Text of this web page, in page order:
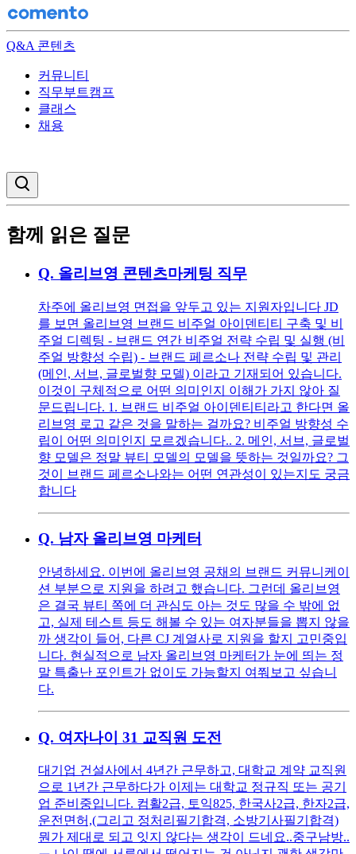
Q&A 콘텐츠
커뮤니티
직무부트캠프
클래스
채용
함께 읽은 질문
Q. 올리브영 콘텐츠마케팅 직무
차주에 올리브영 면접을 앞두고 있는 지원자입니다 JD
를 보면 올리브영 브랜드 비주얼 아이덴티티 구축 및 비
주얼 디렉팅 - 브랜드 연간 비주얼 전략 수립 및 실행 (비
주얼 방향성 수립) - 브랜드 페르소나 전략 수립 및 관리
(메인, 서브, 글로벌향 모델) 이라고 기재되어 있습니다.
이것이 구체적으로 어떤 의미인지 이해가 가지 않아 질
문드립니다. 1. 브랜드 비주얼 아이덴티티라고 한다면 올
리브영 로고 같은 것을 말하는 걸까요? 비주얼 방향성 수
립이 어떤 의미인지 모르겠습니다.. 2. 메인, 서브, 글로벌
향 모델은 정말 뷰티 모델의 모델을 뜻하는 것일까요? 그
것이 브랜드 페르소나와는 어떤 연관성이 있는지도 궁금
합니다
Q. 남자 올리브영 마케터
안녕하세요. 이번에 올리브영 공채의 브랜드 커뮤니케이
션 부분으로 지원을 하려고 했습니다. 그런데 올리브영
은 결국 뷰티 쪽에 더 관심도 아는 것도 많을 수 밖에 없
고, 실제 테스트 등도 해볼 수 있는 여자분들을 뽑지 않을
까 생각이 들어, 다른 CJ 계열사로 지원을 할지 고민중입
니다. 현실적으로 남자 올리브영 마케터가 눈에 띄는 정
말 특출난 포인트가 없이도 가능할지 여쭤보고 싶습니
다.
Q. 여자나이 31 교직원 도전
대기업 건설사에서 4년간 근무하고, 대학교 계약 교직원
으로 1년간 근무하다가 이제는 대학교 정규직 또는 공기
업 준비중입니다. 컴활2급, 토익825, 한국사2급, 한자2급,
운전면허,(그리고 정처리필기합격, 소방기사필기합격)
뭔가 제대로 되고 잇지 않다는 생각이 드네요..중구남방..